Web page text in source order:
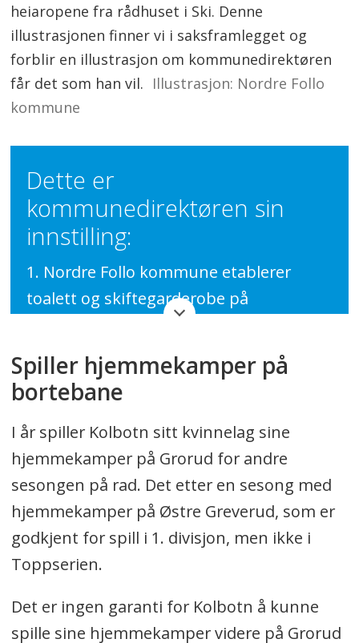
heiaropene fra rådhuset i Ski. Denne
illustrasjonen finner vi i saksframlegget og
forblir en illustrasjon om kommunedirektøren
får det som han vil. Illustrasjon: Nordre Follo
kommune
Dette er
kommunedirektøren sin
innstilling:
1. Nordre Follo kommune etablerer
toalett og skiftegarderobe på
Tømtebanen for å dekke
breddeidrettens behov. Estimert
investeringskostnad 5,4 millioner kroner
brutto. Finanskostnader av
investeringen samt FDV kostnader
medfører en økning i driftsbudsjettet
på 0,55 millioner kroner per år.
2. Kommunedirektøren utreder flere
alternativer for å oppfylle intensjonen
fra vedtak sak 60/24 Garderobeløsning
for Sofiemyr idrettspark med å
Spiller hjemmekamper på
bortebane
I år spiller Kolbotn sitt kvinnelag sine
hjemmekamper på Grorud for andre
sesongen på rad. Det etter en sesong med
hjemmekamper på Østre Greverud, som er
godkjent for spill i 1. divisjon, men ikke i
Toppserien.
Det er ingen garanti for Kolbotn å kunne
spille sine hjemmekamper videre på Grorud